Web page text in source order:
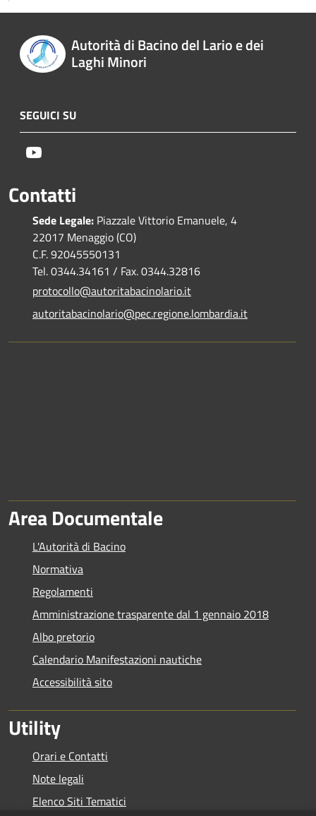
Autorità di Bacino del Lario e dei
Laghi Minori
SEGUICI SU
Contatti
Sede Legale: Piazzale Vittorio Emanuele, 4
22017 Menaggio (CO)
C.F. 92045550131
Tel. 0344.34161 / Fax. 0344.32816
protocollo@autoritabacinolario.it
autoritabacinolario@pec.regione.lombardia.it
Area Documentale
L'Autorità di Bacino
Normativa
Regolamenti
Amministrazione trasparente dal 1 gennaio 2018
Albo pretorio
Calendario Manifestazioni nautiche
Accessibilità sito
Utility
Orari e Contatti
Note legali
Elenco Siti Tematici